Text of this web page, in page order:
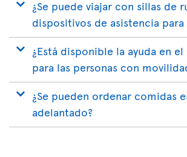
¿Se puede viajar con sillas de
dispositivos de asistencia
¿Está disponible la ayuda en
para las personas con
¿Se pueden ordenar comidas
adelantado?